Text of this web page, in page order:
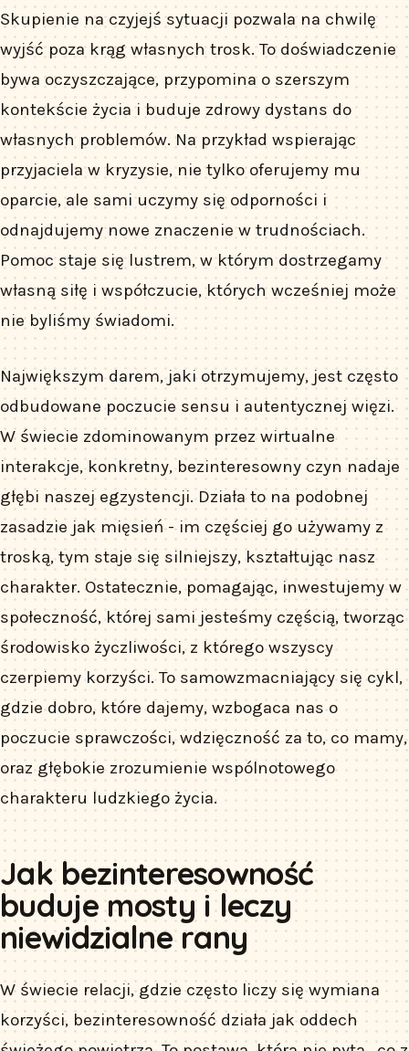
Skupienie na czyjejś sytuacji pozwala na chwilę
wyjść poza krąg własnych trosk. To doświadczenie
bywa oczyszczające, przypomina o szerszym
kontekście życia i buduje zdrowy dystans do
własnych problemów. Na przykład wspierając
przyjaciela w kryzysie, nie tylko oferujemy mu
oparcie, ale sami uczymy się odporności i
odnajdujemy nowe znaczenie w trudnościach.
Pomoc staje się lustrem, w którym dostrzegamy
własną siłę i współczucie, których wcześniej może
nie byliśmy świadomi.
Największym darem, jaki otrzymujemy, jest często
odbudowane poczucie sensu i autentycznej więzi.
W świecie zdominowanym przez wirtualne
interakcje, konkretny, bezinteresowny czyn nadaje
głębi naszej egzystencji. Działa to na podobnej
zasadzie jak mięsień - im częściej go używamy z
troską, tym staje się silniejszy, kształtując nasz
charakter. Ostatecznie, pomagając, inwestujemy w
społeczność, której sami jesteśmy częścią, tworząc
środowisko życzliwości, z którego wszyscy
czerpiemy korzyści. To samowzmacniający się cykl,
gdzie dobro, które dajemy, wzbogaca nas o
poczucie sprawczości, wdzięczność za to, co mamy,
oraz głębokie zrozumienie wspólnotowego
charakteru ludzkiego życia.
Jak bezinteresowność
buduje mosty i leczy
niewidzialne rany
W świecie relacji, gdzie często liczy się wymiana
korzyści, bezinteresowność działa jak oddech